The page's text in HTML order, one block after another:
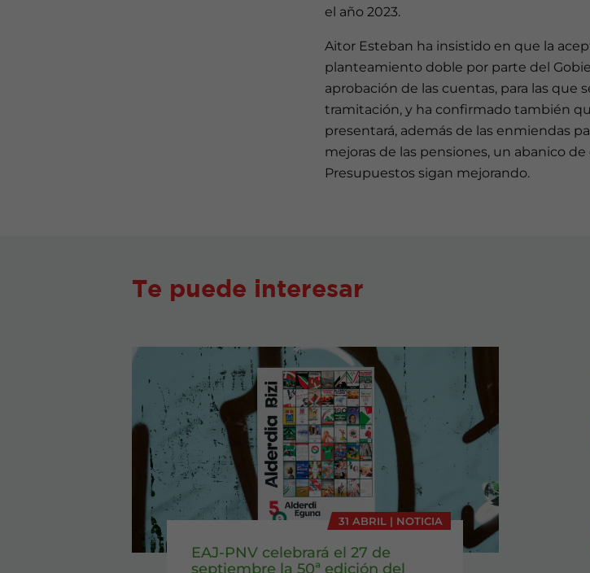
el año 2023.
Aitor Esteban ha insistido en que la
planteamiento doble por parte del
aprobación de las cuentas, para las que
tramitación, y ha confirmado también
presentará, además de las enmiendas
mejoras de las pensiones, un abanico
Presupuestos sigan mejorando.
Te puede interesar
31 ABRIL | NOTICIA
EAJ-PNV celebrará el 27 de
septiembre la 50ª edición del